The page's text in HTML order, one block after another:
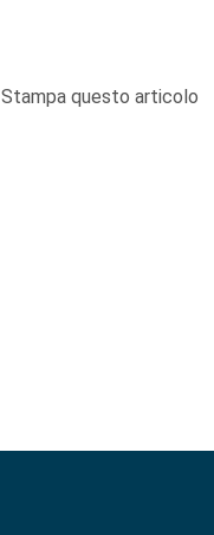
Stampa questo articolo